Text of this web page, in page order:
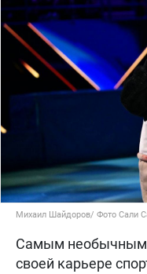
Михаил Шайдоров/ Фото Сали
Самым
своей карьере